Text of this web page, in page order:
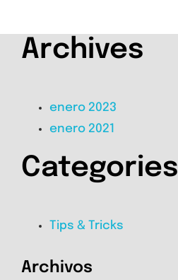
Archives
enero 2023
enero 2021
Categories
Tips & Tricks
Archivos